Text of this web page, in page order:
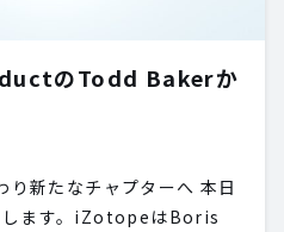
のTodd Bakerか
新たなチャプターへ 本日
します。iZotopeはBoris